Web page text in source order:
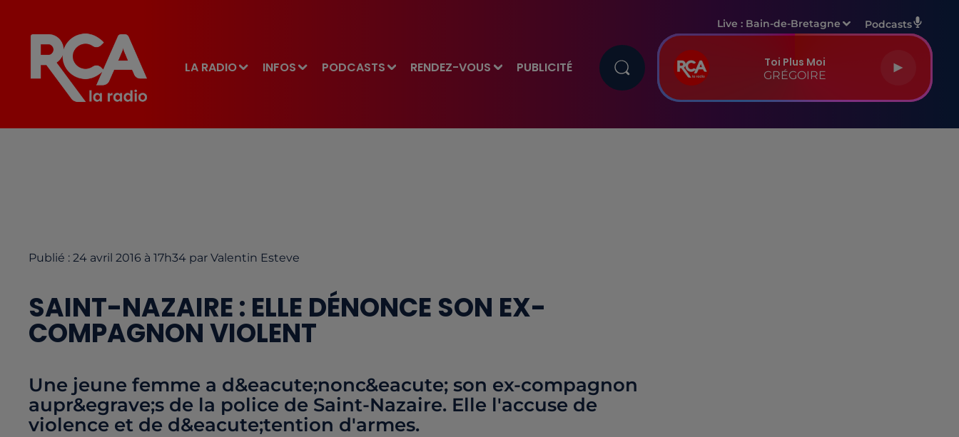
LA RADIO INFOS PODCASTS RENDEZ-VOUS PUBLICITÉ
Live : Bain-de-Bretagne Podcasts
Toi Plus Moi
GRÉGOIRE
Publié : 24 avril 2016 à 17h34 par Valentin Esteve
SAINT-NAZAIRE : ELLE DÉNONCE SON EX-
COMPAGNON VIOLENT
Une jeune femme a d&eacute;nonc&eacute; son ex-compagnon
aupr&egrave;s de la police de Saint-Nazaire. Elle l'accuse de
violence et de d&eacute;tention d'armes.